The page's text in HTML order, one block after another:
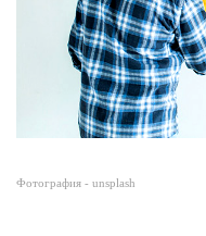
Фотография - unsplash